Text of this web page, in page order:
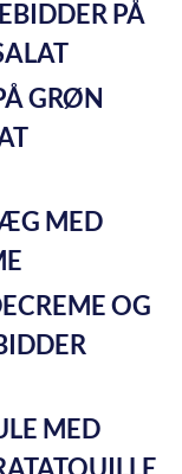
GRØN
OG